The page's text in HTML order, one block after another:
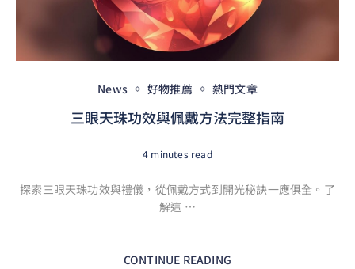
News 好物推薦 熱門文章
三眼天珠功效與佩戴方法完整指南
4 minutes read
探索三眼天珠功效與禮儀，從佩戴方式到開光秘訣一應俱全。了
解這 …
CONTINUE READING